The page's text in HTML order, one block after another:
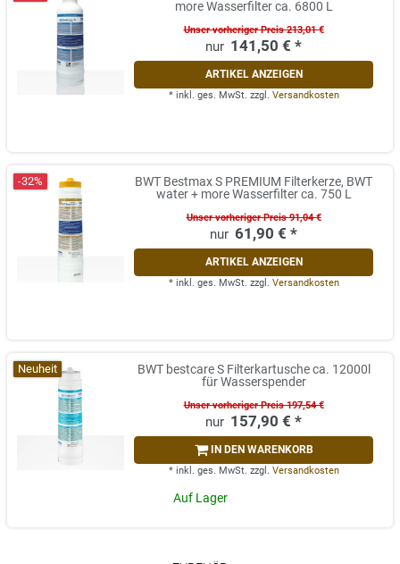
more Wasserfilter ca. 6800 L
Unser vorheriger Preis 213,01 €
141,50 € *
ARTIKEL ANZEIGEN
* inkl. ges. MwSt. zzgl. Versandkosten
-32%
BWT Bestmax S PREMIUM Filterkerze, BWT
water + more Wasserfilter ca. 750 L
Unser vorheriger Preis 91,04 €
61,90 € *
ARTIKEL ANZEIGEN
* inkl. ges. MwSt. zzgl. Versandkosten
Neuheit
BWT bestcare S Filterkartusche ca. 12000l
für Wasserspender
Unser vorheriger Preis 197,54 €
157,90 € *
IN DEN WARENKORB
* inkl. ges. MwSt. zzgl. Versandkosten
Auf Lager